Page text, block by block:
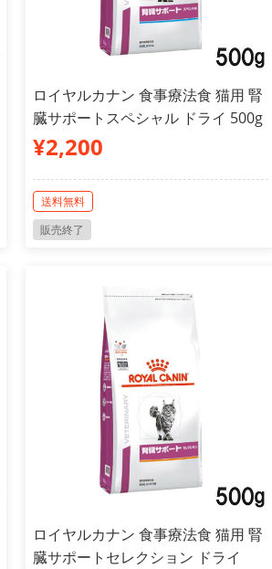
ロイヤルカナン 食事療法食 猫用 腎
臓サポートスペシャル ドライ 500g
¥2,200
送料無料
販売終了
ロイヤルカナン 食事療法食 猫用 腎
臓サポートセレクション ドライ